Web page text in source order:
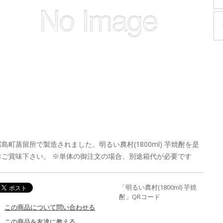
町蒸留所で製造されました。明るい農村(1800ml) 芋焼酎を是
ご賞味下さい。 ※単体の御注文の場合、別途箱代が必要です
この商品について問い合わせる
「明るい農村(1800ml) 芋焼
酎」QRコード